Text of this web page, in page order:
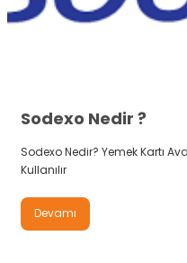
Sodexo Nedir ?
Sodexo Nedir? Yemek Kartı
Kullanılır
Devamı